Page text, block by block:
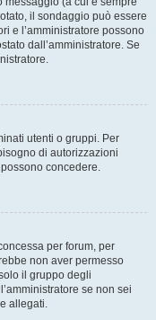
il sondaggio può essere
e l’amministratore possono
dall’amministratore. Se
utenti o gruppi. Per
di autorizzazioni
concedere.
per forum, per
non aver permesso
il gruppo degli
se non sei
allegati.